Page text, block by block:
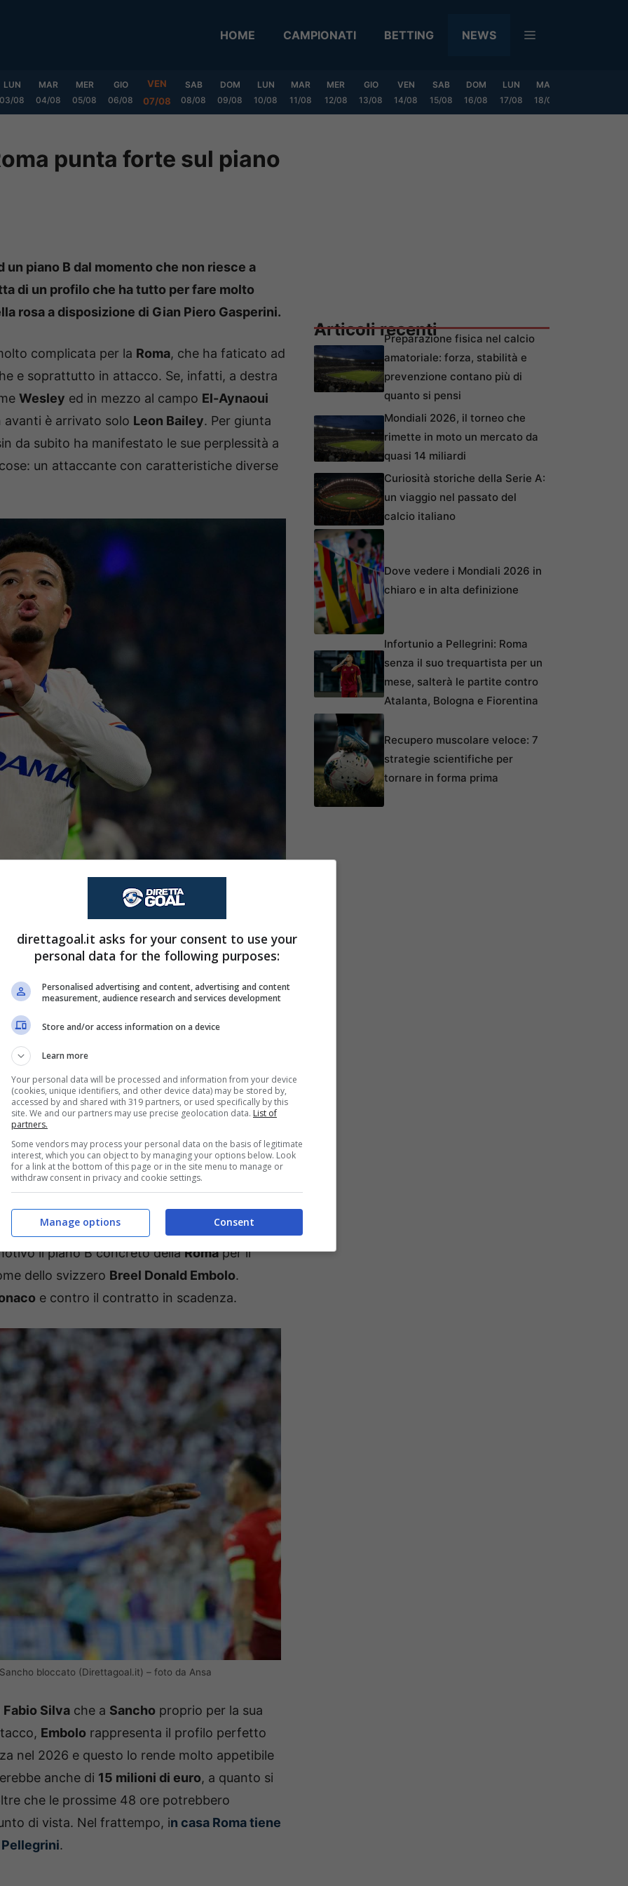
HOME CAMPIONATI BETTING NEWS
LUN
03/08
MAR
04/08
MER
05/08
GIO
06/08
VEN
07/08
SAB
08/08
DOM
09/08
LUN
10/08
MAR
11/08
MER
12/08
GIO
13/08
VEN
14/08
SAB
15/08
DOM
16/08
LUN
17/08
MAR
18/08
punta forte sul piano
un piano B dal momento che non riesce a
di un profilo che ha tutto per fare molto
rosa a disposizione di Gian Piero Gasperini.
complicata per la Roma, che ha faticato ad
e soprattutto in attacco. Se, infatti, a destra
Wesley ed in mezzo al campo El-Aynaoui
è arrivato solo Leon Bailey. Per giunta
da subito ha manifestato le sue perplessità a
un attaccante con caratteristiche diverse
B (Direttagoal.it) – foto da Ansa
nome di Fabio Silva, talento portoghese di
c’è anche ilBorussia Dortmundche mette la
, tutto è bloccato dalla sua volontà el’affare
ambisce a palcoscenici più importanti
i top club fino a questo momento non lo
però, i capitolini si stanno
emerge adesso la pista che porta al piano
Roma: nome nuovo con
per completare il proprio attacco. A fare il
, sottolineando però come tutte le piste, da
fino a quella perEguinaldo dello Shakhtar
il piano B concreto dellaRomaper il
dello svizzero Breel Donald Embolo.
e contro il contratto in scadenza.
bloccato (Direttagoal.it) – foto da Ansa
Fabio Silva che a Sancho proprio per la sua
Embolo rappresenta il profilo perfetto
nel 2026 e questo lo rende molto appetibile
anche di 15 milioni di euro, a quanto si
che le prossime 48 ore potrebbero
di vista. Nel frattempo, in casa Roma tiene
.
Articoli recentiPreparazione fisica nel calcio
amatoriale: forza, stabilità e
prevenzione contano più di
quanto si pensi
Mondiali 2026, il torneo che
rimette in moto un mercato da
quasi 14 miliardi
Curiosità storiche della Serie A:
un viaggio nel passato del
calcio italiano
Dove vedere i Mondiali 2026 in
chiaro e in alta definizione
Infortunio a Pellegrini: Roma
senza il suo trequartista per un
mese, salterà le partite contro
Atalanta, Bologna e Fiorentina
Recupero muscolare veloce: 7
strategie scientifiche per
tornare in forma prima
direttagoal.it asks for your consent to use your
personal data for the following purposes:
Personalised advertising and content, advertising and content
measurement, audience research and services development
Store and/or access information on a device
Learn more
Your personal data will be processed and information from your device
(cookies, unique identifiers, and other device data) may be stored by,
accessed by and shared with 319 partners, or used specifically by this
site. We and our partners may use precise geolocation data. List of
partners.
Some vendors may process your personal data on the basis of legitimate
interest, which you can object to by managing your options below. Look
for a link at the bottom of this page or in the site menu to manage or
withdraw consent in privacy and cookie settings.
Consent
Manage options